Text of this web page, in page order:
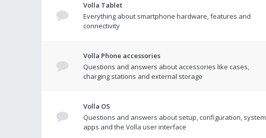
Volla Tablet
Everything about smartphone hardware, features and
connectivity
Volla Phone accessories
Questions and answers about accessories like cases,
charging stations and external storage
Volla OS
Questions and answers about setup, configuration, system
apps and the Volla user interface